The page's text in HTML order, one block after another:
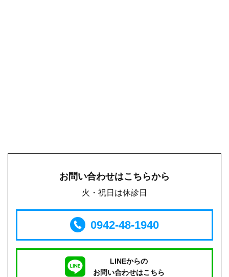
お問い合わせはこちらから
火・祝日は休診日
0942-48-1940
LINEからの
お問い合わせはこちら